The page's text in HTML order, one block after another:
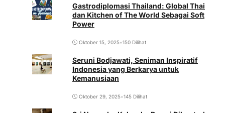
Gastrodiplomasi Thailand: Global Thai
dan Kitchen of The World Sebagai Soft
Power
Oktober 15, 2025•150 Dilihat
Seruni Bodjawati, Seniman Inspiratif
Indonesia yang Berkarya untuk
Kemanusiaan
Oktober 29, 2025•145 Dilihat